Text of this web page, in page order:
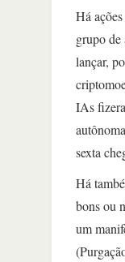
Há
grupo
lançar,
IAs
sexta
Há
bons ou
um